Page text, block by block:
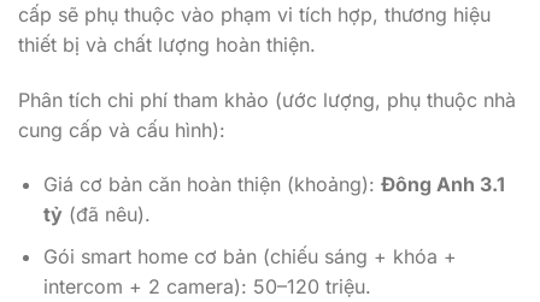
cấp sẽ phụ thuộc vào phạm vi tích hợp, thương hiệu
thiết bị và chất lượng hoàn thiện.
Phân tích chi phí tham khảo (ước lượng, phụ thuộc nhà
cung cấp và cấu hình):
Giá cơ bản căn hoàn thiện (khoảng): Đông Anh 3.1
tỷ(đã nêu).
Gói smart home cơ bản (chiếu sáng + khóa +
intercom + 2 camera): 50–120 triệu.